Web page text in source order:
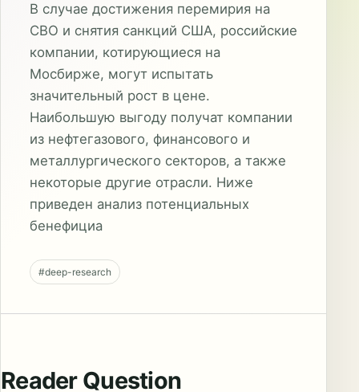
В случае достижения перемирия на
СВО и снятия санкций США, российские
компании, котирующиеся на
Мосбирже, могут испытать
значительный рост в цене.
Наибольшую выгоду получат компании
из нефтегазового, финансового и
металлургического секторов, а также
некоторые другие отрасли. Ниже
приведен анализ потенциальных
бенефициа
#deep-research
Reader Question